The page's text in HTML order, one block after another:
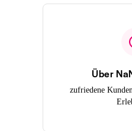
Über
zufriedene